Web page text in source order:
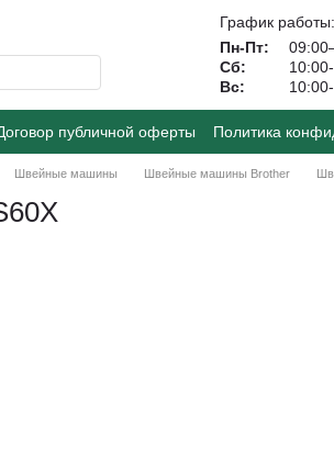
График работы:
Пн-Пт:
Сб:
Вс:
публичной оферты Политика
Швейные машины Швейные машины Brother